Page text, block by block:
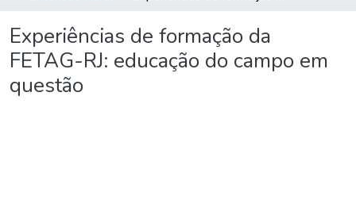
Experiências de formação da
FETAG-RJ: educação do campo em
questão